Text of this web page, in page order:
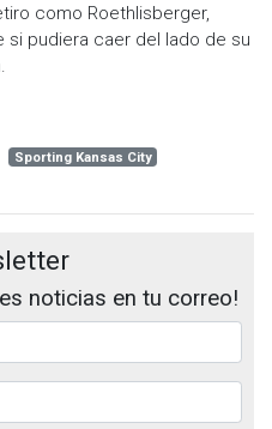
como Roethlisberger,
si pudiera caer del lado de su
Sporting Kansas City
noticias en tu correo!